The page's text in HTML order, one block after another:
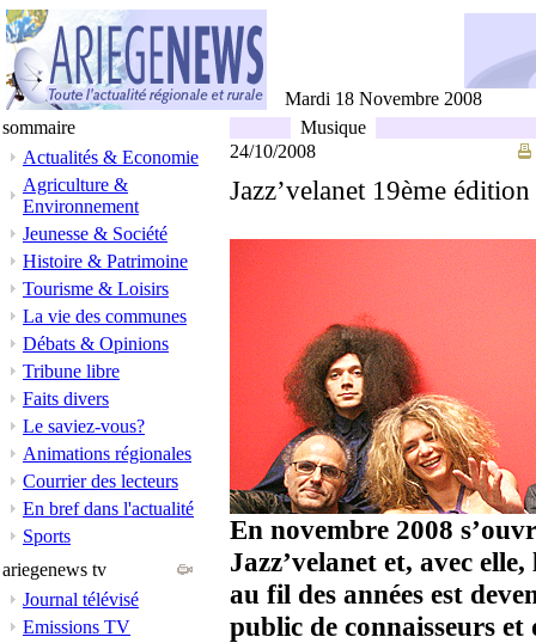
Mardi 18 Novembre 2008
sommaire
Actualités & Economie
Agriculture &
Environnement
Jeunesse & Société
Histoire & Patrimoine
Tourisme & Loisirs
La vie des communes
Débats & Opinions
Tribune libre
Faits divers
Le saviez-vous?
Animations régionales
Courrier des lecteurs
En bref dans l'actualité
Sports
ariegenews tv
Journal télévisé
Emissions TV
Musique
24/10/2008
Jazz’velanet 19ème édition
En novembre 2008
Jazz’velanet et, avec
au fil des années est
public de connaisseurs et